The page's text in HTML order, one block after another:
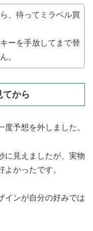
、待ってミラベル買
ーを手放してまで替
。
てから
予想を外しました。
に見えましたが、実物
かったです。
インが自分の好みでは